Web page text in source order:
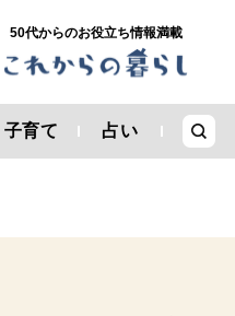
50代からのお役立ち情報満載
子育て 占い